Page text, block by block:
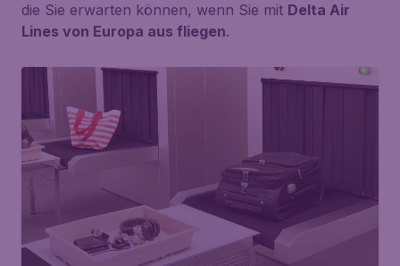
die Sie erwarten können, wenn Sie mit Delta Air
Lines von Europa aus fliegen.